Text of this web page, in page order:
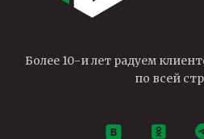
Более 10-и лет радуем
по всей